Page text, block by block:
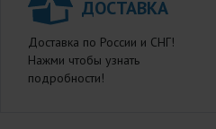
ДОСТАВКА
Доставка по России и СНГ!
Нажми чтобы узнать
подробности!